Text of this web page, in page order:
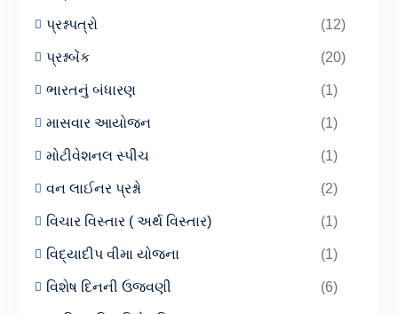
પ્રશ્નપત્રો (12)
પ્રશ્નબેંક (20)
ભારતનું બંધારણ (1)
માસવાર આયોજન (1)
મોટીવેશનલ સ્પીચ (1)
વન લાઈનર પ્રશ્નો (2)
વિચાર વિસ્તાર ( અર્થ વિસ્તાર) (1)
વિદ્યાદીપ વીમા યોજના (1)
વિશેષ દિનની ઉજવણી (6)